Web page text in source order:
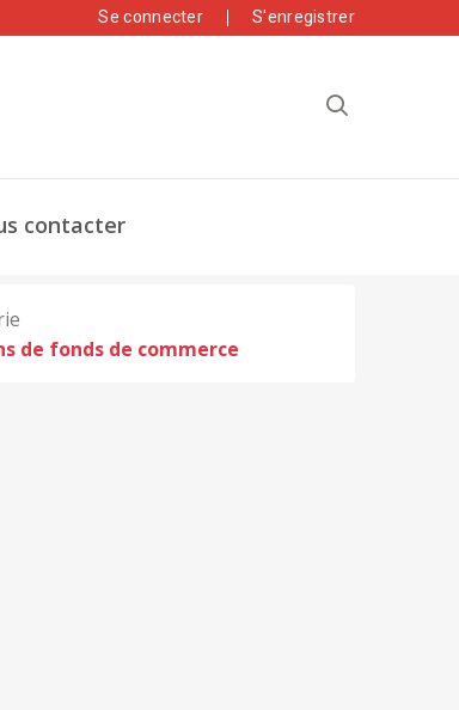
Se connecter S'enregistrer
contacter
de fonds de commerce